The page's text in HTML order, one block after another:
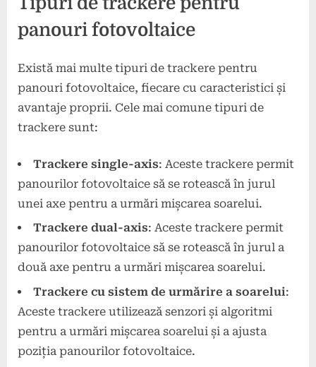
panouri fotovoltaice
Există mai multe tipuri de trackere pentru
panouri fotovoltaice, fiecare cu caracteristici și
avantaje proprii. Cele mai comune tipuri de
trackere sunt:
Trackere single-axis: Aceste trackere permit
panourilor fotovoltaice să se rotească în jurul
unei axe pentru a urmări mișcarea soarelui.
Trackere dual-axis: Aceste trackere permit
panourilor fotovoltaice să se rotească în jurul a
două axe pentru a urmări mișcarea soarelui.
Trackere cu sistem de urmărire a soarelui:
Aceste trackere utilizează senzori și algoritmi
pentru a urmări mișcarea soarelui și a ajusta
poziția panourilor fotovoltaice.